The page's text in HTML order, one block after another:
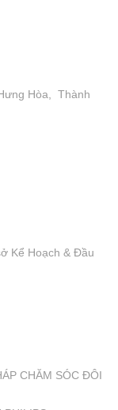
Hòa, Thành
Kể Hoạch & Đầu
CHĂM SÓC ĐÔI